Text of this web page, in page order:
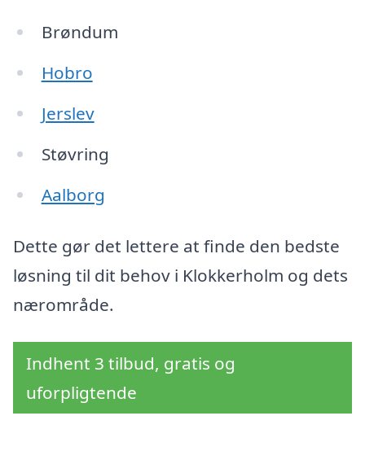
Brøndum
Hobro
Jerslev
Støvring
Aalborg
Dette gør det lettere at finde den bedste
løsning til dit behov i Klokkerholm og dets
nærområde.
Indhent 3 tilbud, gratis og
uforpligtende